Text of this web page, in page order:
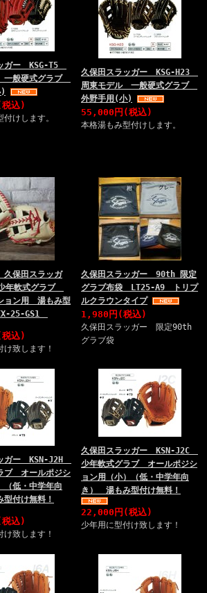
ガー KSG-T5
般硬式グラブ
込)
けします。
久保田スラッガー KSG-H23
周東モデル 一般硬式グラブ
外野手用(小)
55,000円(税込)
本格湯もみ型付けします。
保田スラッガ
軟式グラブ
ョン用 湯もみ型
25-GS1
込)
け致します！
久保田スラッガー 90th 限定
グラブ布袋 LT25-A9 トリプ
ルクラウンタイプ
1,980円(税込)
久保田スラッガー 限定90th
グラブ袋
ガー KSN-J2H
ブ オールポジシ
（低・中学年向
付け無料！
込)
け致します！
久保田スラッガー KSN-J2C
少年軟式グラブ オールポジシ
ョン用（小）（低・中学年向
き） 湯もみ型付け無料！
22,000円(税込)
少年用に型付け致します！